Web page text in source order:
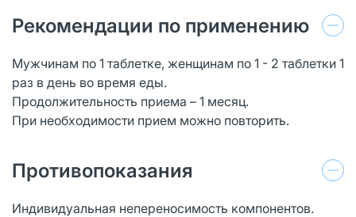
Рекомендации по применению
Мужчинам по 1 таблетке, женщинам по 1 - 2 таблетки 1
раз в день во время еды.
Продолжительность приема – 1 месяц.
При необходимости прием можно повторить.
Противопоказания
Индивидуальная непереносимость компонентов.